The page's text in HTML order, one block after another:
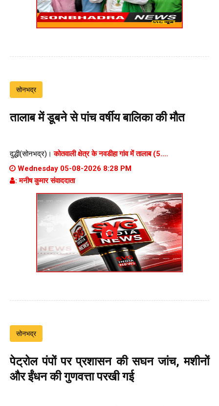
सोनभद्र
तालाब में डूबने से पांच वर्षीय बालिका की मौत
दुद्धी(सोनभद्र)।कोतवाली क्षेत्र के नवडीहा गांव में तालाब (5....
Wednesday 05-08-2026 8:28 PM
: मनीष कुमार संवाददाता
सोनभद्र
पेट्रोल पंपों पर प्रशासन की सघन जांच, मशीनों
और ईंधन की गुणवत्ता परखी गई